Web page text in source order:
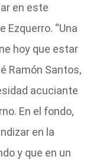
en este
Ezquerro. “Una
hoy que estar
Ramón Santos,
acuciante
En el fondo,
en la
y que en un